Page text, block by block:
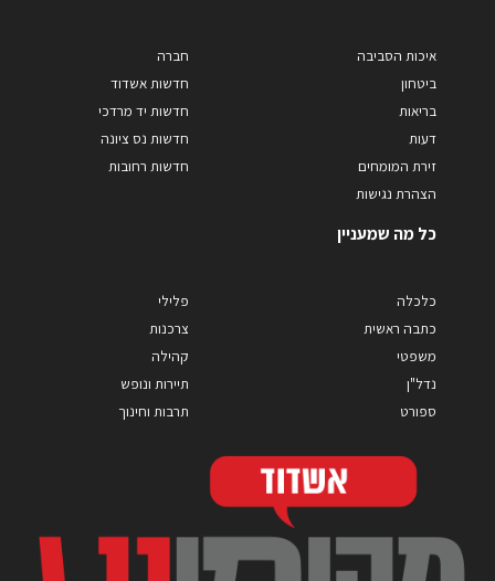
איכות הסביבה
ביטחון
בריאות
דעות
זירת המומחים
הצהרת נגישות
חברה
חדשות אשדוד
חדשות יד מרדכי
חדשות נס ציונה
חדשות רחובות
כל מה שמעניין
כלכלה
כתבה ראשית
משפטי
נדל"ן
ספורט
פלילי
צרכנות
קהילה
תיירות ונופש
תרבות וחינוך